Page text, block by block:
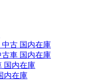
古 国内在庫
車 国内在庫
国内在庫
内在庫